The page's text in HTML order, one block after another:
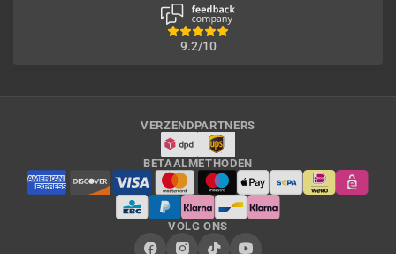
9.2/10
VERZENDPARTNERS
BETAALMETHODEN
VOLG ONS